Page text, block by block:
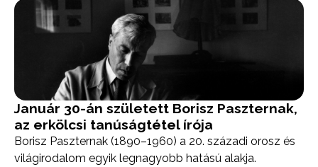
Január 30-án született Borisz Paszternak,
az erkölcsi tanúságtétel írója
Borisz Paszternak (1890–1960) a 20. századi orosz és
világirodalom egyik legnagyobb hatású alakja.